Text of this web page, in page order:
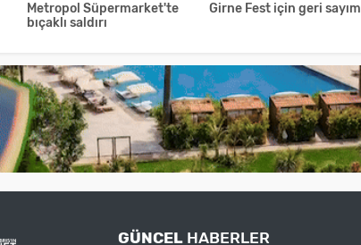
Metropol Süpermarket'te
bıçaklı saldırı
Girne Fest için geri sayım
GÜNCEL HABERLER